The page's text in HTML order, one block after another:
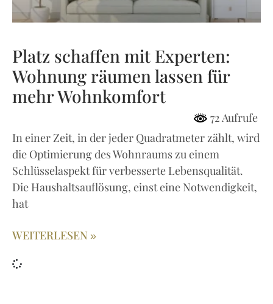
Platz schaffen mit Experten:
Wohnung räumen lassen für
mehr Wohnkomfort
72 Aufrufe
In einer Zeit, in der jeder Quadratmeter zählt, wird
die Optimierung des Wohnraums zu einem
Schlüsselaspekt für verbesserte Lebensqualität.
Die Haushaltsauflösung, einst eine Notwendigkeit,
hat
WEITERLESEN »